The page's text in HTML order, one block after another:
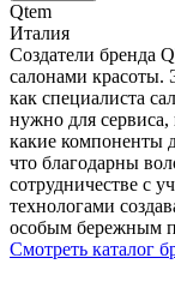
Qtem
Италия
Создатели бренда
салонами красоты.
как специалиста
нужно для
какие компоненты
что благодарны
сотрудничестве с
технологами
особым бережным
Смотреть каталог